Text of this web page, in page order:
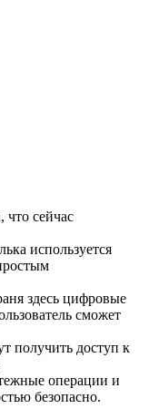
что сейчас
используется
здесь цифровые
сможет
получить доступ к
операции и
безопасно.